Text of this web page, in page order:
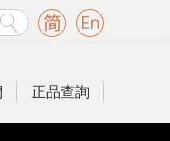
正品查詢